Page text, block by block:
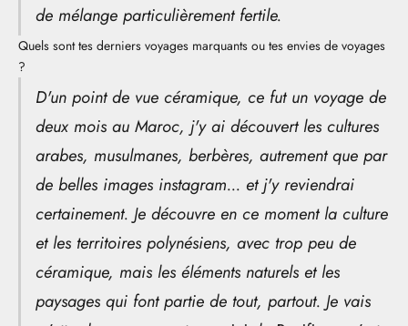
de mélange particulièrement fertile.
Quels sont tes derniers voyages marquants ou tes envies de voyages
?
D'un point de vue céramique, ce fut un voyage de
deux mois au Maroc, j'y ai découvert les cultures
arabes, musulmanes, berbères, autrement que par
de belles images instagram... et j'y reviendrai
certainement. Je découvre en ce moment la culture
et les territoires polynésiens, avec trop peu de
céramique, mais les éléments naturels et les
paysages qui font partie de tout, partout. Je vais